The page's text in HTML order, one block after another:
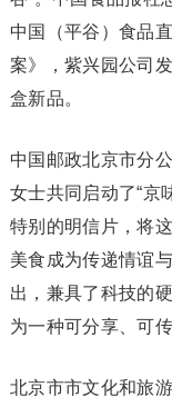
中国（平谷）食品
案》，紫兴园公司
盒新品。
中国邮政北京市分
女士共同启动了“京
特别的明信片，将
美食成为传递情谊
出，兼具了科技的
为一种可分享、可
北京市市文化和旅